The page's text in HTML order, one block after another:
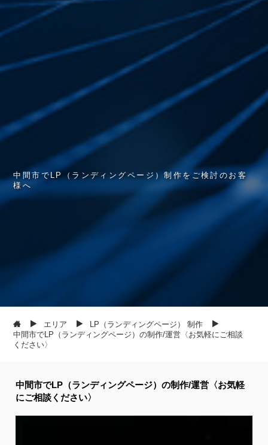
中間市 でLP （ ラ ンディン グ ペ ー ジ ）制 作 を ご検討 の お 客
様 へ
エリア
LP（ランディングページ） 制作
中間市でLP（ランディングページ）の制作/運営〈お気軽にご相談
ください〉
中間市でLP（ランディングページ）の制作/運営〈お気軽
にご相談ください〉